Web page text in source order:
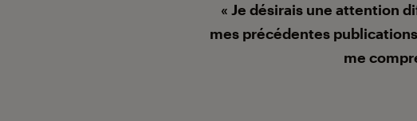
« Je désirais une attention
mes précédentes
me